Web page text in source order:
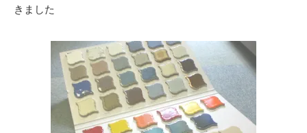
きました